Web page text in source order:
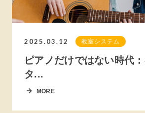
2025.03.12 教室システム
ピアノだけではない時代
タ...
MORE